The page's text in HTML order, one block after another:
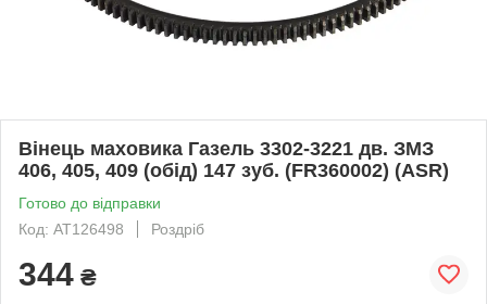
Вінець маховика Газель 3302-3221 дв. ЗМЗ
406, 405, 409 (обід) 147 зуб. (FR360002) (ASR)
Готово до відправки
Код: AT126498
Роздріб
344 ₴